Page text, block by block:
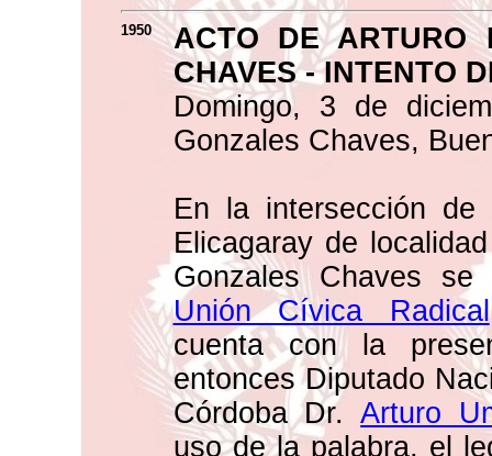
1950
ACTO DE ARTURO
CHAVES - INTENTO
Domingo, 3 de
Gonzales Chaves,
En la intersección
Elicagaray de
Gonzales Chaves
Unión Cívica Radical
cuenta con la
entonces Diputado
Córdoba Dr.Arturo
uso de la palabra, el